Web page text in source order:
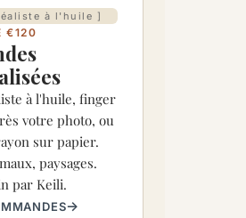
à l'huile ]
€120
à l'huile, finger
votre photo, ou
sur papier.
paysages.
par Keili.